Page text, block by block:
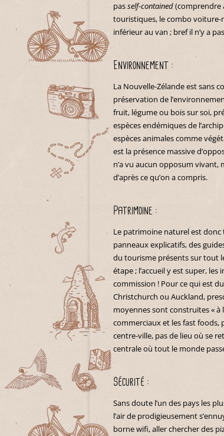
pasself-contained(comprendre
touristiques, le combo
inférieur au van ; bref il n’y a
Environnement :
La Nouvelle-Zélande est sans
préservation de
fruit, légume ou bois sur soi,
espèces endémiques de
espèces animales comme
est la présence massive
n’a vu aucun opposum vivant,
d’après ce qu’on a compris.
Patrimoine :
Le patrimoine naturel est donc
panneaux explicatifs, des
du tourisme présents sur tout
étape ; l’accueil y est super,
commission ! Pour ce qui est
Christchurch ou Auckland,
moyennes sont construites « à
commerciaux et les fast foods,
centre-ville, pas de lieu où se
centrale où tout le monde
Sécurité :
Sans doute l’un des pays les
l’air de prodigieusement
borne wifi, aller chercher des